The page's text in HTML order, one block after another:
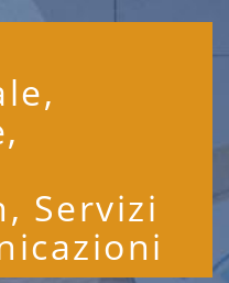
Servizi